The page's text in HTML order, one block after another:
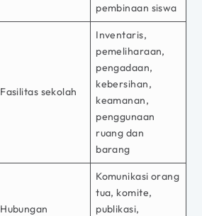
pembinaan siswa
Fasilitas sekolah
Inventaris,
pemeliharaan,
pengadaan,
kebersihan,
keamanan,
penggunaan
ruang dan
barang
Hubungan
Komunikasi orang
tua, komite,
publikasi,